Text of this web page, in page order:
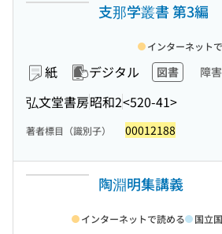
支那学叢書 第3編
紙 デジタル 図書 障
弘文堂書房昭和2<520-41>
インターネット
著者標目（識別子） 00012188
陶淵明集講義
インターネットで読める 国立